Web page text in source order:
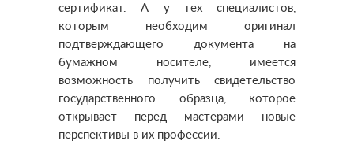
сертификат. А у тех специалистов,
которым необходим оригинал
подтверждающего документа на
бумажном носителе, имеется
возможность получить свидетельство
государственного образца, которое
открывает перед мастерами новые
перспективы в их профессии.